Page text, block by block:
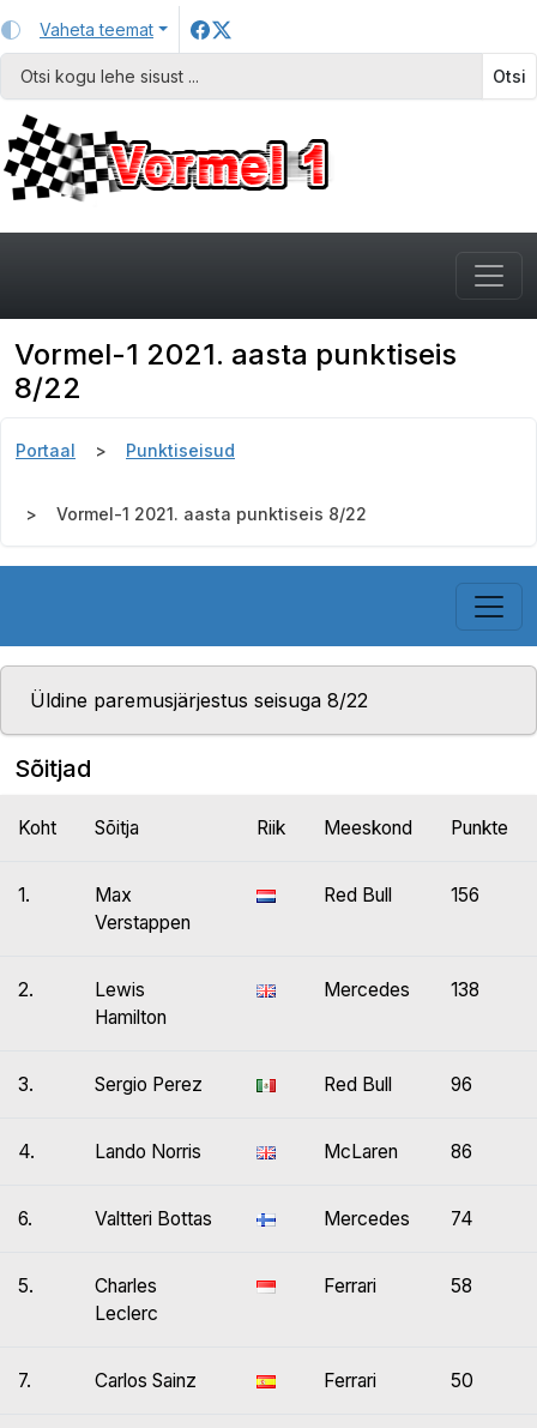
Vaheta teemat
Otsi
Vormel-1 2021. aasta punktiseis
8/22
Portaal Punktiseisud
Vormel-1 2021. aasta punktiseis 8/22
Üldine paremusjärjestus seisuga 8/22
Sõitjad
Koht Sõitja Riik Meeskond Punkte
1.
Max
Verstappen
Red Bull 156
2.
Lewis
Hamilton
Mercedes 138
3. Sergio Perez Red Bull 96
4. Lando Norris McLaren 86
6. Valtteri Bottas Mercedes 74
5.
Charles
Leclerc
Ferrari 58
7. Carlos Sainz Ferrari 50